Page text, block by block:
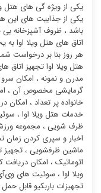
یکی از ویژه گی های هتل
یکی از جذابیت های این
باشد ، ظروف آشپزخانه بی
اتاق های هتل ویلا اوا
هر روز بنا بر درخواست
هتل ویلا اوا تجهیز
مدرن و نمونه ، امکان
گرمایشی مخصوص آن ،
خانواده پر تعداد ،
خدمات هتل ویلا اوا ،
ظرف شویی ، مجموعه
اخبار و سپری کردن
ماشین ظرفشویی ، تجهیز
اتوماتیک ، امکان دریافت
ویلا اوا ، سوئیت ‌های
تجهیزات باربکیو قابل